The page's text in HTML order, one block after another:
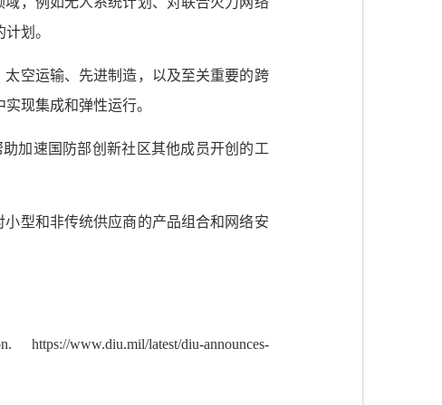
划。
空运输、先进制造，以及至关重要的跨
现集成和弹性运行。
加速国防部创新社区其他成员开创的工
型和非传统供应商的产品组合和网络安
https://www.diu.mil/latest/diu-announces-